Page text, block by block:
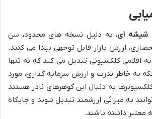
شیشه ای، به دلیل نسخه های محدود، سن
ارزش بازار قابل توجهی پیدا می کنند.
به اقلامی کلکسیونی تبدیل می کند که نه تنها
به خاطر ندرت و ارزش سرمایه گذاری، مورد
به دنبال این گوهرهای نادر هستند
به میراثی ارزشمند تبدیل شوند و جایگاه
معتبر داشته باشند.